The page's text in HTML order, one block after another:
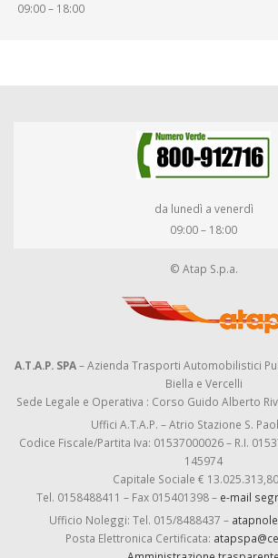
09:00 – 18:00
da lunedì a venerdì
09:00 – 18:00
© Atap S.p.a.
A.T.A.P. SPA– Azienda Trasporti Automobilistici
Biella e Vercelli
Sede Legale e Operativa : Corso Guido Alberto
Uffici A.T.A.P. – Atrio Stazione S.
Codice Fiscale/Partita Iva: 01537000026 – R.I.
145974
Capitale Sociale €
Tel. 0158488411 – Fax 015401398 – e-mail
Ufficio Noleggi: Tel. 015/8488437 –
Posta Elettronica Certificata: